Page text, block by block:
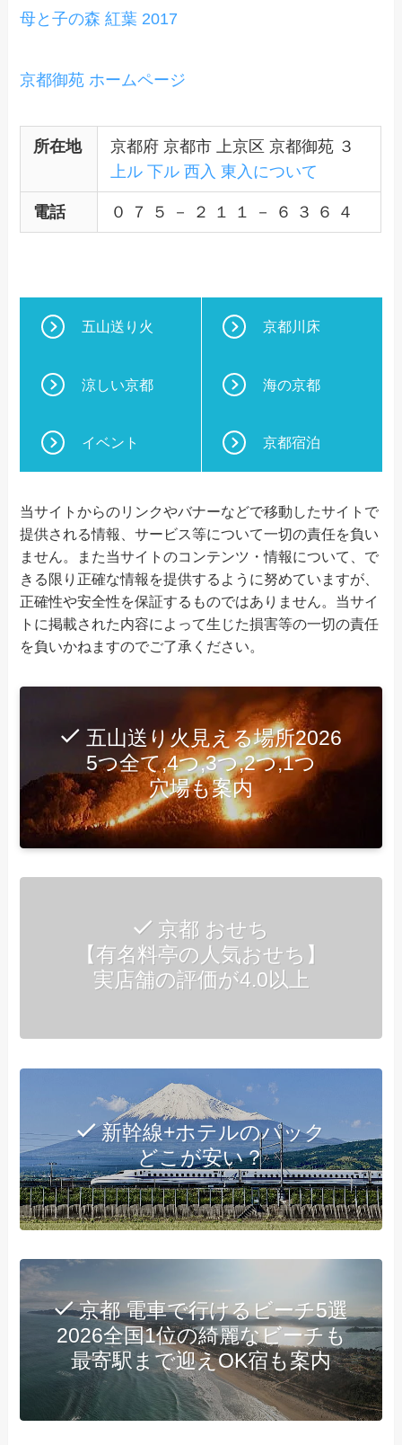
母と子の森 紅葉 2017
京都御苑 ホームページ
所在地
京都府 京都市 上京区 京都御苑 ３
上ル 下ル 西入 東入について
電話 ０ ７ ５ － ２ １ １ － ６ ３ ６ ４
五山送り火 京都川床
涼しい京都 海の京都
イベント 京都宿泊
当サイトからのリンクやバナーなどで移動したサイトで
提供される情報、サービス等について一切の責任を負い
ません。また当サイトのコンテンツ・情報について、で
きる限り正確な情報を提供するように努めていますが、
正確性や安全性を保証するものではありません。当サイ
トに掲載された内容によって生じた損害等の一切の責任
を負いかねますのでご了承ください。
五山送り火見える場所2026
5つ全て,4つ,3つ,2つ,1つ
穴場も案内
京都 おせち
【有名料亭の人気おせち】
実店舗の評価が4.0以上
新幹線+ホテルのパック
どこが安い？
京都 電車で行けるビーチ5選
2026全国1位の綺麗なビーチも
最寄駅まで迎えOK宿も案内